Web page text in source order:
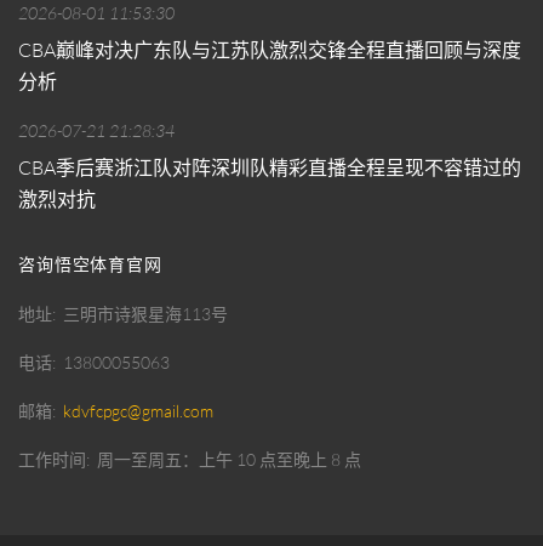
2026-08-01 11:53:30
CBA巅峰对决广东队与江苏队激烈交锋全程直播回顾与深度
分析
2026-07-21 21:28:34
CBA季后赛浙江队对阵深圳队精彩直播全程呈现不容错过的
激烈对抗
咨询悟空体育官网
地址 三明市诗狠星海113号
电话 13800055063
邮箱 kdvfcpgc@gmail.com
工作时间 周一至周五：上午 10 点至晚上 8 点